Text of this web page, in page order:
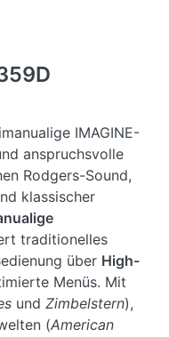
IMAGINE-
anspruchsvolle
Rodgers-Sound,
klassischer
traditionelles
über High-
Menüs. Mit
und Zimbelstern),
(American